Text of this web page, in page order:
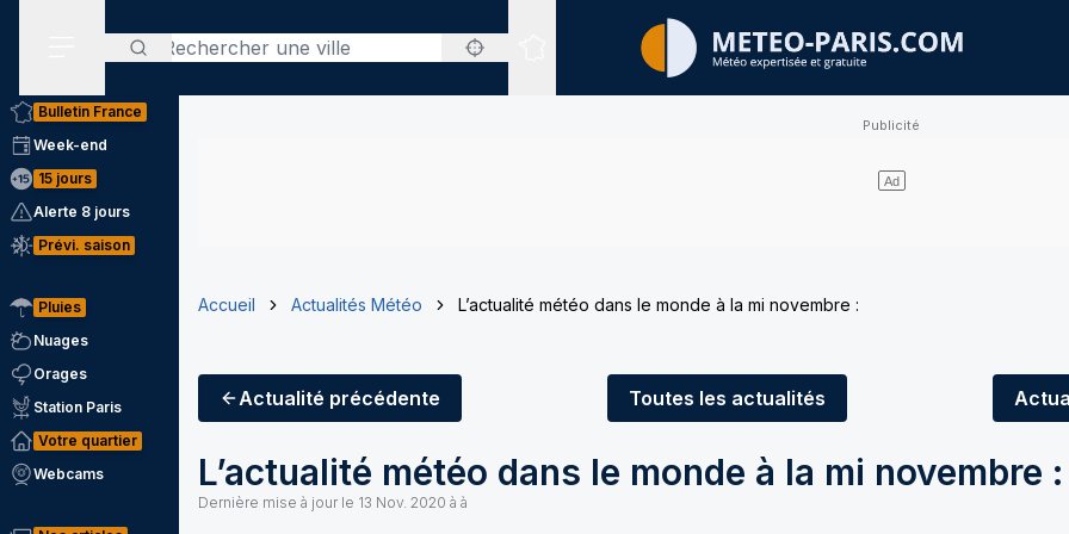
Rechercher
Sites expertisés
Bulletin France
Week-end
15 jours
Alerte 8 jours
Prévi. saison
Pluies
Nuages
Orages
Station Paris
Votre quartier
Webcams
Accueil Actualités Météo L’actualité météo dans le monde à la mi novembre :
Actualité précédente Toutes les actualités
L’actualité météo dans le monde à la mi novembre :
Dernière mise à jour le 13 Nov. 2020 à à